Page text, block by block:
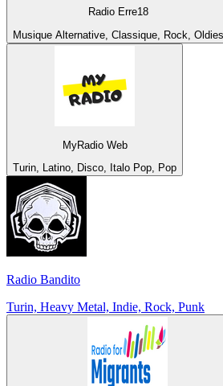
Radio Erre18
Musique Alternative, Classique, Rock, Oldies
MyRadio Web
Turin, Latino, Disco, Italo Pop, Pop
Radio Bandito
Turin, Heavy Metal, Indie, Rock, Punk